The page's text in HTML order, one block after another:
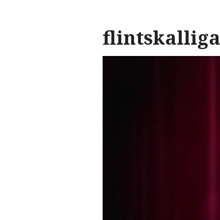
flintskalliga